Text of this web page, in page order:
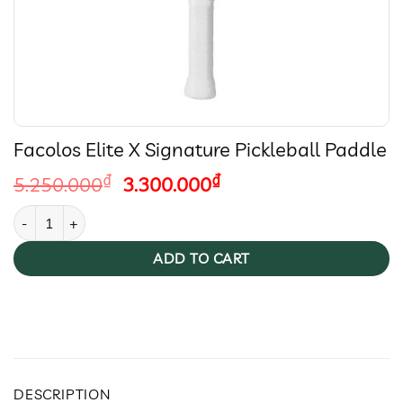
Facolos Elite X Signature Pickleball Paddle
5.250.000₫
Original
5.250.000₫.
3.300.000₫Current
3.300.000₫.
Facolos Elite X Signature Pickleball Paddle quantity
ADD TO CART
DESCRIPTION